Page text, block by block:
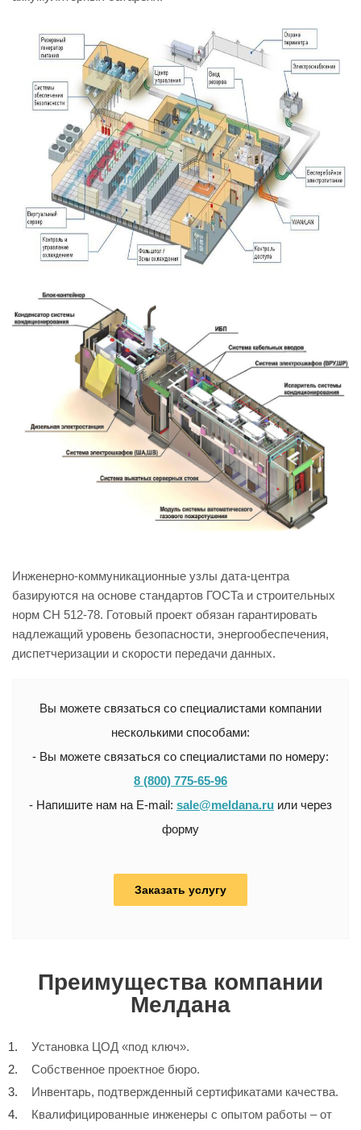
Инженерно-коммуникационные узлы дата-центра
базируются на основе стандартов ГОСТа и строительных
норм СН 512-78. Готовый проект обязан гарантировать
надлежащий уровень безопасности, энергообеспечения,
диспетчеризации и скорости передачи данных.
Вы можете связаться со специалистами компании
несколькими способами:
- Вы можете связаться со специалистами по номеру:
8 (800) 775-65-96
- Напишите нам на E-mail: sale@meldana.ru или через
форму
Заказать услугу
Преимущества компании
Мелдана
Установка ЦОД «под ключ».
Собственное проектное бюро.
Инвентарь, подтвержденный сертификатами качества.
Квалифицированные инженеры с опытом работы – от